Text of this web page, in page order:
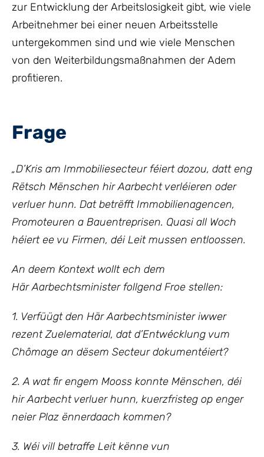
zur Entwicklung der Arbeitslosigkeit gibt, wie viele
Arbeitnehmer bei einer neuen Arbeitsstelle
untergekommen sind und wie viele Menschen
von den Weiterbildungsmaßnahmen der Adem
profitieren.
Frage
„D’Kris am Immobiliesecteur féiert dozou, datt eng
Rëtsch Mënschen hir Aarbecht verléieren oder
verluer hunn. Dat betrëfft Immobilienagencen,
Promoteuren a Bauentreprisen. Quasi all Woch
héiert ee vu Firmen, déi Leit mussen entloossen.
An deem Kontext wollt ech dem
Här Aarbechtsminister follgend Froe stellen:
1. Verfüügt den Här Aarbechtsminister iwwer
rezent Zuelematerial, dat d’Entwécklung vum
Chômage an dësem Secteur dokumentéiert?
2. A wat fir engem Mooss konnte Mënschen, déi
hir Aarbecht verluer hunn, kuerzfristeg op enger
neier Plaz ënnerdaach kommen?
3. Wéi vill betraffe Leit kënne vun